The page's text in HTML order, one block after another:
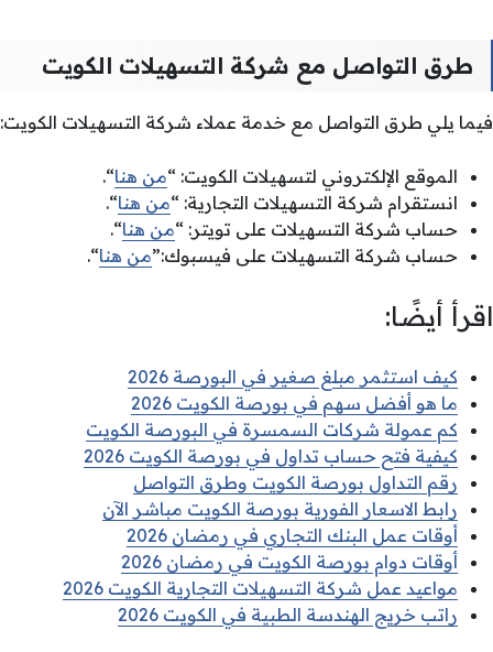
طرق التواصل مع شركة التسهيلات الكويت
فيما يلي طرق التواصل مع خدمة عملاء شركة التسهيلات الكويت:
الموقع الإلكتروني لتسهيلات الكويت: “من هنا“.
انستقرام شركة التسهيلات التجارية: “من هنا“.
حساب شركة التسهيلات على تويتر: “من هنا“.
حساب شركة التسهيلات على فيسبوك:”من هنا“.
اقرأ أيضًا:
كيف استثمر مبلغ صغير في البورصة 2026
ما هو أفضل سهم في بورصة الكويت 2026
كم عمولة شركات السمسرة في البورصة الكويت
كيفية فتح حساب تداول في بورصة الكويت 2026
رقم التداول بورصة الكويت وطرق التواصل
رابط الاسعار الفورية بورصة الكويت مباشر الآن
أوقات عمل البنك التجاري في رمضان 2026
أوقات دوام بورصة الكويت في رمضان 2026
مواعيد عمل شركة التسهيلات التجارية الكويت 2026
راتب خريج الهندسة الطبية في الكويت 2026